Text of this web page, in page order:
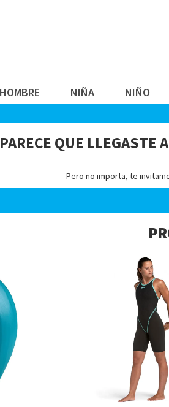
HOMBRE NIÑA NIÑO
QUE LLEGASTE
Pero no importa, te